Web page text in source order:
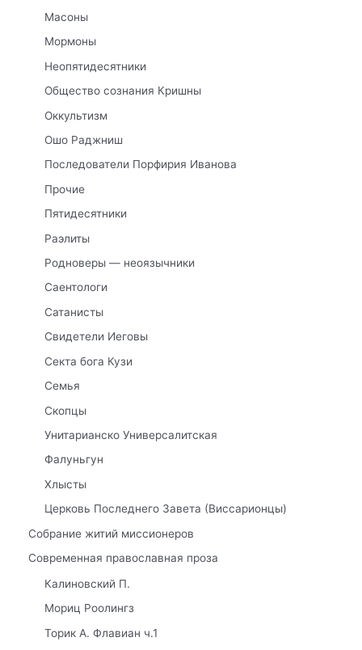
Масоны
Мормоны
Неопятидесятники
Общество сознания Кришны
Оккультизм
Ошо Раджниш
Последователи Порфирия Иванова
Прочие
Пятидесятники
Раэлиты
Родноверы — неоязычники
Саентологи
Сатанисты
Свидетели Иеговы
Секта бога Кузи
Семья
Скопцы
Унитарианско Универсалитская
Фалуньгун
Хлысты
Церковь Последнего Завета (Виссарионцы)
Собрание житий миссионеров
Современная православная проза
Калиновский П.
Мориц Роолингз
Торик А. Флавиан ч.1